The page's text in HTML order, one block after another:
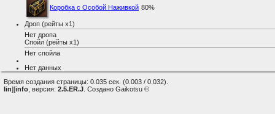
Коробка с Особой Наживкой 80%
Дроп (рейты x1)
Нет дропа
Спойл (рейты x1)
Нет спойла
Нет данных
Время создания страницы: 0.035 сек. (0.003 / 0.032).
lin][info , версия: 2.5.ER.J . Создано Gaikotsu ©